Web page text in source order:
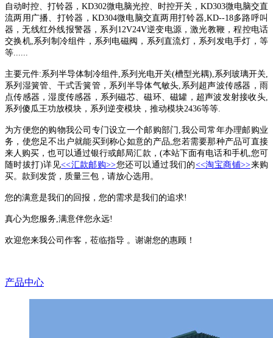
自动时控、打铃器，KD302微电脑光控、时控开关，KD303微电脑交直
流两用广播、打铃器，KD304微电脑交直两用打铃器,KD--18多路呼叫
器，无线红外线报警器，系列12V24V逆变电源，激光教鞭，程控电话
交换机,系列制冷组件，系列电磁阀，系列直流灯，系列发电手灯，等
等......
主要元件:系列半导体制冷组件,系列光电开关(槽型光耦),系列玻璃开关,
系列湿簧管、干式舌簧管，系列半导体气敏头,系列超声波传感器，雨
点传感器，湿度传感器，系列磁芯、磁环、磁罐，超声波发射接收头,
系列傻瓜王功放模块，系列逆变模块，推动模块2436等等.
为方便您的购物我公司专门设立一个邮购部门,我公司常年办理邮购业
务，使您足不出户就能买到称心如意的产品,您若需要那种产品可直接
来人购买，也可以通过银行或邮局汇款，(本站下面有电话和手机,您可
随时拔打)详见<<汇款邮购>>您还可以通过我们的<<淘宝商铺>>来购
买。款到发货，质量三包，请放心选用。
您的满意是我们的回报，您的需求是我们的追求!
真心为您服务,满意伴您永远!
欢迎您来我公司作客，莅临指导 。谢谢您的惠顾！
产品中心